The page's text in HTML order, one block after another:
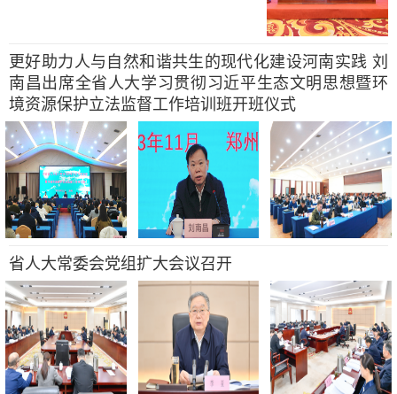
更好助力人与自然和谐共生的现代化建设河南实践 刘
南昌出席全省人大学习贯彻习近平生态文明思想暨环
境资源保护立法监督工作培训班开班仪式
省人大常委会党组扩大会议召开